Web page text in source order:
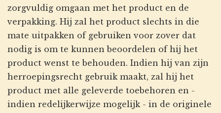
zorgvuldig omgaan met het product en de
verpakking. Hij zal het product slechts in die
mate uitpakken of gebruiken voor zover dat
nodig is om te kunnen beoordelen of hij het
product wenst te behouden. Indien hij van zijn
herroepingsrecht gebruik maakt, zal hij het
product met alle geleverde toebehoren en -
indien redelijkerwijze mogelijk - in de originele